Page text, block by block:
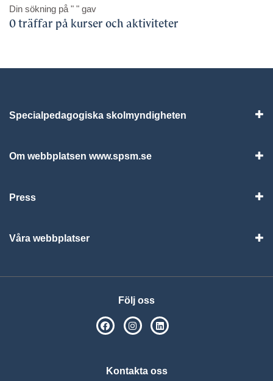
Din sökning på " " gav
0 träffar på kurser och aktiviteter
Specialpedagogiska skolmyndigheten
Om webbplatsen www.spsm.se
Press
Våra webbplatser
Följ oss
SPSM på Facebook
SPSM på Instagram
Kontakta oss